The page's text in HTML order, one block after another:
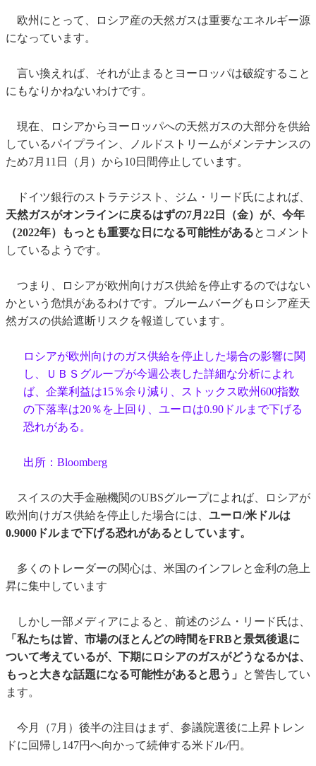
欧州にとって、ロシア産の天然ガスは重要なエネルギー源
になっています。
言い換えれば、それが止まるとヨーロッパは破綻すること
にもなりかねないわけです。
現在、ロシアからヨーロッパへの天然ガスの大部分を供給
しているパイプライン、ノルドストリームがメンテナンスの
ため7月11日（月）から10日間停止しています。
ドイツ銀行のストラテジスト、ジム・リード氏によれば、
天然ガスがオンラインに戻るはずの7月22日（金）が、今年
（2022年）もっとも重要な日になる可能性があるとコメント
しているようです。
つまり、ロシアが欧州向けガス供給を停止するのではない
かという危惧があるわけです。ブルームバーグもロシア産天
然ガスの供給遮断リスクを報道しています。
ロシアが欧州向けのガス供給を停止した場合の影響に関
し、ＵＢＳグループが今週公表した詳細な分析によれ
ば、企業利益は15％余り減り、ストックス欧州600指数
の下落率は20％を上回り、ユーロは0.90ドルまで下げる
恐れがある。
出所：Bloomberg
スイスの大手金融機関のUBSグループによれば、ロシアが
欧州向けガス供給を停止した場合には、 ユーロ/米ドルは
0.9000ドルまで下げる恐れがあるとしています。
多くのトレーダーの関心は、米国のインフレと金利の急上
昇に集中しています
しかし一部メディアによると、前述のジム・リード氏は、
「私たちは皆、市場のほとんどの時間をFRBと景気後退に
ついて考えているが、下期にロシアのガスがどうなるかは、
もっと大きな話題になる可能性があると思う」
と警告してい
ます。
今月（7月）後半の注目はまず、参議院選後に上昇トレン
ドに回帰し147円へ向かって続伸する米ドル/円。